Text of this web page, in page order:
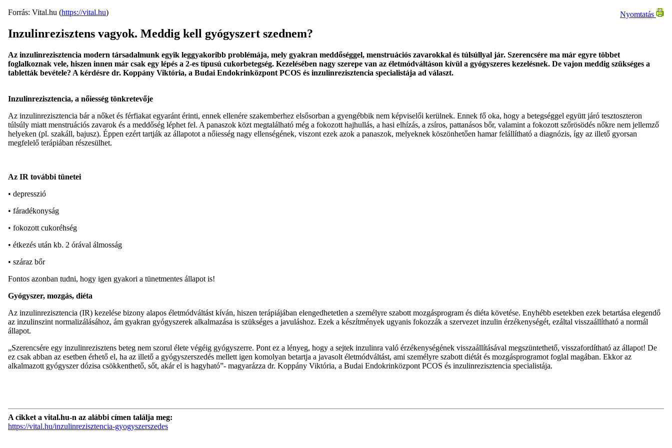
Nyomtatás
Forrás: Vital.hu (https://vital.hu)
Inzulinrezisztens vagyok. Meddig kell gyógyszert szednem?
Az inzulinrezisztencia modern társadalmunk egyik leggyakoribb problémája, mely gyakran meddőséggel, menstruációs zavarokkal és túlsúllyal jár. Szerencsére ma már egyre többet
foglalkoznak vele, hiszen innen már csak egy lépés a 2-es típusú cukorbetegség. Kezelésében nagy szerepe van az életmódváltáson kívül a gyógyszeres kezelésnek. De vajon meddig szükséges a
tabletták bevétele? A kérdésre dr. Koppány Viktória, a Budai Endokrinközpont PCOS és inzulinrezisztencia specialistája ad választ.
Inzulinrezisztencia, a nőiesség tönkretevője
Az inzulinrezisztencia bár a nőket és férfiakat egyaránt érinti, ennek ellenére szakemberhez elsősorban a gyengébbik nem képviselői kerülnek. Ennek fő oka, hogy a betegséggel együtt járó tesztoszteron
túlsúly miatt menstruációs zavarok és a meddőség léphet fel. A panaszok közt megtalálható még a fokozott hajhullás, a hasi elhízás, a zsíros, pattanásos bőr, valamint a fokozott szőrösödés nőkre nem jellemző
helyeken (pl. szakáll, bajusz). Éppen ezért tartják az állapotot a nőiesség nagy ellenségének, viszont ezek azok a panaszok, melyeknek köszönhetően hamar felállítható a diagnózis, így az illető gyorsan
megfelelő terápiában részesülhet.
Az IR további tünetei
• depresszió
• fáradékonyság
• fokozott cukoréhség
• étkezés után kb. 2 órával álmosság
• száraz bőr
Fontos azonban tudni, hogy igen gyakori a tünetmentes állapot is!
Gyógyszer, mozgás, diéta
Az inzulinrezisztencia (IR) kezelése bizony alapos életmódváltást kíván, hiszen terápiájában elengedhetetlen a személyre szabott mozgásprogram és diéta követése. Enyhébb esetekben ezek betartása elegendő
az inzulinszint normalizálásához, ám gyakran gyógyszerek alkalmazása is szükséges a javuláshoz. Ezek a készítmények ugyanis fokozzák a szervezet inzulin érzékenységét, ezáltal visszaállítható a normál
állapot.
„Szerencsére egy inzulinrezisztens beteg nem szorul élete végéig gyógyszerre. Pont ez a lényeg, hogy a sejtek inzulinra való érzékenységének visszaállításával megszüntethető, visszafordítható az állapot! De
ez csak abban az esetben érhető el, ha az illető a gyógyszerszedés mellett igen komolyan betartja a javasolt életmódváltást, ami személyre szabott diétát és mozgásprogramot foglal magában. Ekkor az
alkalmazott gyógyszer dózisa csökkenthető, sőt, akár el is hagyható”- magyarázza dr. Koppány Viktória, a Budai Endokrinközpont PCOS és inzulinrezisztencia specialistája.
A cikket a vital.hu-n az alábbi címen találja meg:
https://vital.hu/inzulinrezisztencia-gyogyszerszedes